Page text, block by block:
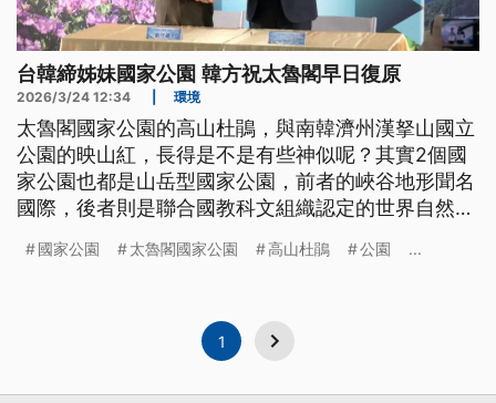
台韓締姊妹國家公園 韓方祝太魯閣早日復原
2026/3/24 12:34 環境
太魯閣國家公園的高山杜鵑，與南韓濟州漢拏山國立
公園的映山紅，長得是不是有些神似呢？其實2個國
家公園也都是山岳型國家公園，前者的峽谷地形聞名
國際，後者則是聯合國教科文組織認定的世界自然遺
園，將進行更多交流。
國家公園 太魯閣國家公園 高山杜鵑 公園 ...
1